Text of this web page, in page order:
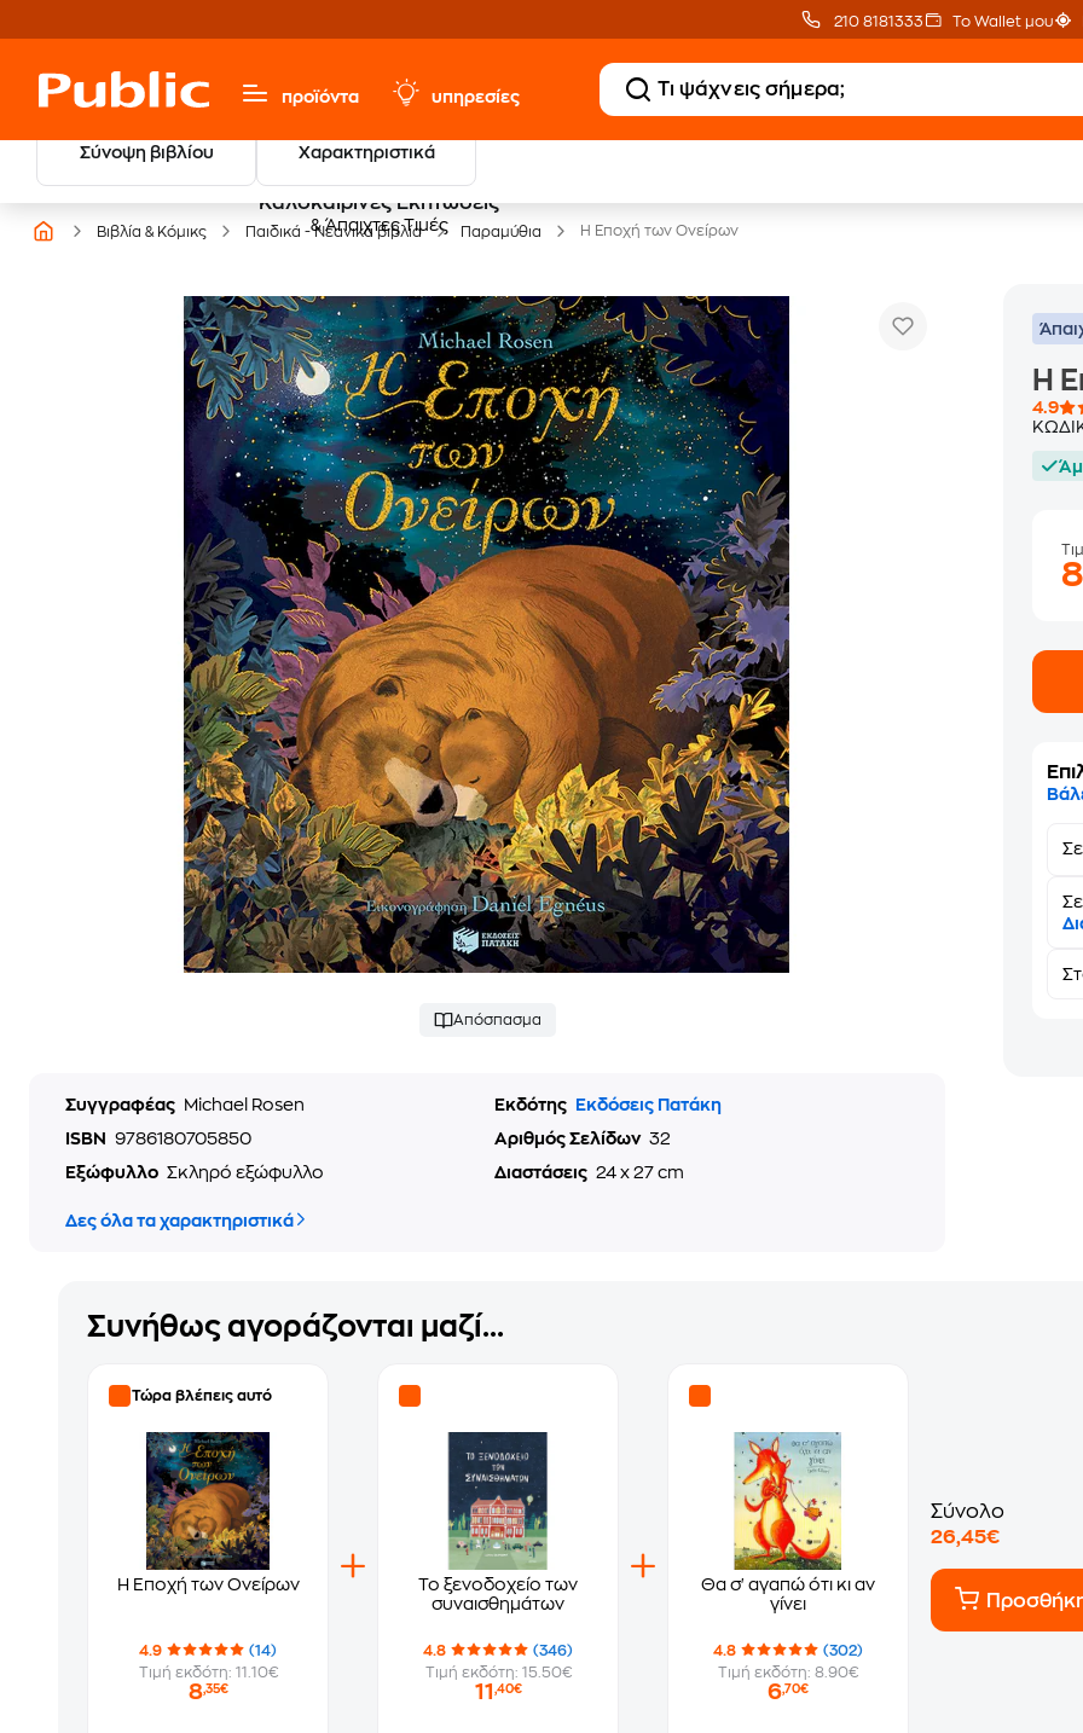
210 8181333 Το Wallet μου
προϊόντα υπηρεσίες
Σύνοψη βιβλίου Χαρακτηριστικά
Καλοκαιρινές Εκπτώσεις
& Άπαιχτες Τιμές
Βιβλία & Κόμικς Παιδικά - Νεανικά βιβλία Παραμύθια Η Εποχή των Ονείρων
Απόσπασμα
Συγγραφέας Michael Rosen Εκδότης
Εκδόσεις Πατάκη
ISBN
9786180705850 Αριθμός Σελίδων 32
Εξώφυλλο Σκληρό εξώφυλλο Διαστάσεις 24 x 27 cm
Δες όλα τα χαρακτηριστικά
Η
4.9
Συνήθως αγοράζονται μαζί...
Τώρα βλέπεις αυτό
Η Εποχή των Ονείρων
4.9
(14)
Τιμή εκδότη: 11.10€
8,35€
Το ξενοδοχείο των
συναισθημάτων
4.8
(346)
Τιμή εκδότη: 15.50€
11 ,40€
Θα σ' αγαπώ ότι κι αν
γίνει
4.8
(302)
Τιμή εκδότη: 8.90€
6,70€
Σύνολο
26,45€